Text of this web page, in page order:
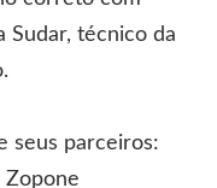
Sudar, técnico da
seus parceiros:
Zopone